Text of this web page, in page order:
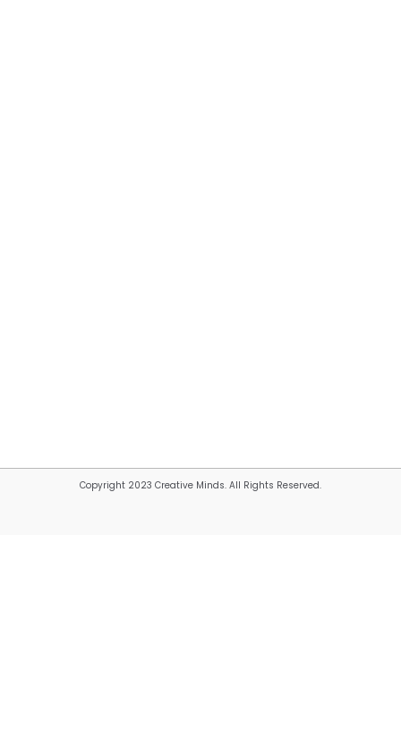
Copyright 2023 Creative Minds. All Rights Reserved.